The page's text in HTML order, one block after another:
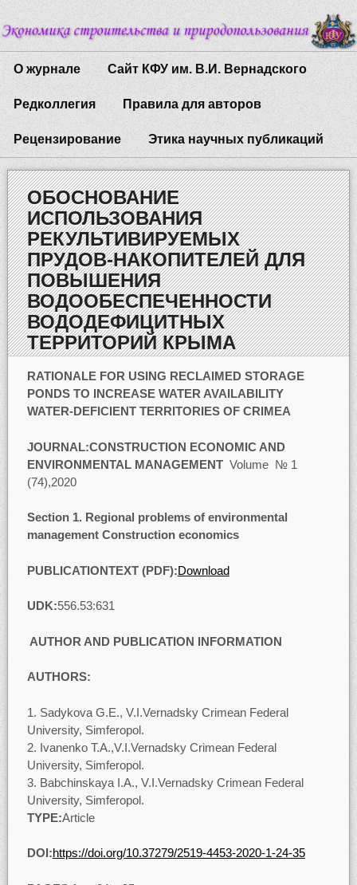
О журнале Сайт КФУ им. В.И. Вернадского
Редколлегия Правила для авторов
Рецензирование Этика научных публикаций
ОБОСНОВАНИЕ
ИСПОЛЬЗОВАНИЯ
РЕКУЛЬТИВИРУЕМЫХ
ПРУДОВ-НАКОПИТЕЛЕЙ ДЛЯ
ПОВЫШЕНИЯ
ВОДООБЕСПЕЧЕННОСТИ
ВОДОДЕФИЦИТНЫХ
ТЕРРИТОРИЙ КРЫМА
RATIONALE FOR USING RECLAIMED STORAGE
PONDS TO INCREASE WATER AVAILABILITY
WATER-DEFICIENT TERRITORIES OF CRIMEA
JOURNAL:CONSTRUCTION ECONOMIC AND
ENVIRONMENTAL MANAGEMENT Volume № 1
(74),2020
Section 1. Regional problems of environmental
management Construction economics
PUBLICATIONTEXT (PDF):Download
UDK:556.53:631
AUTHOR AND PUBLICATION INFORMATION
AUTHORS:
Sadykova G.E., V.I.Vernadsky Сrimean Federal
University, Simferopol.
Ivanenko T.A.,V.I.Vernadsky Сrimean Federal
University, Simferopol.
Babchinskaya I.А., V.I.Vernadsky Сrimean Federal
University, Simferopol.
TYPE:Article
DOI:https://doi.org/10.37279/2519-4453-2020-1-24-35